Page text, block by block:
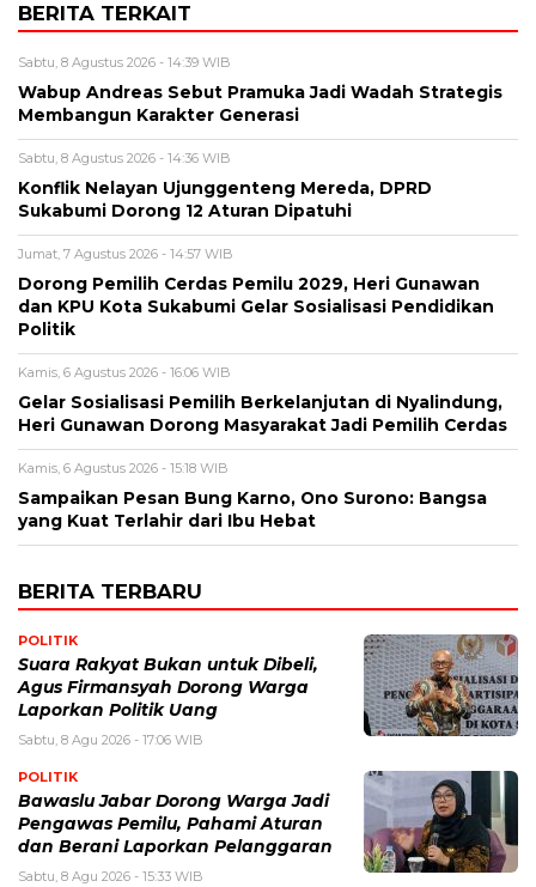
BERITA TERKAIT
Sabtu, 8 Agustus 2026 - 14:39 WIB
Wabup Andreas Sebut Pramuka Jadi Wadah Strategis
Membangun Karakter Generasi ‎
Sabtu, 8 Agustus 2026 - 14:36 WIB
Konflik Nelayan Ujunggenteng Mereda, DPRD
Sukabumi Dorong 12 Aturan Dipatuhi
Jumat, 7 Agustus 2026 - 14:57 WIB
Dorong Pemilih Cerdas Pemilu 2029, Heri Gunawan
dan KPU Kota Sukabumi Gelar Sosialisasi Pendidikan
Politik
Kamis, 6 Agustus 2026 - 16:06 WIB
Gelar Sosialisasi Pemilih Berkelanjutan di Nyalindung,
Heri Gunawan Dorong Masyarakat Jadi Pemilih Cerdas
Kamis, 6 Agustus 2026 - 15:18 WIB
Sampaikan Pesan Bung Karno, Ono Surono: Bangsa
yang Kuat Terlahir dari Ibu Hebat
BERITA TERBARU
POLITIK
Suara Rakyat Bukan untuk Dibeli,
Agus Firmansyah Dorong Warga
Laporkan Politik Uang
Sabtu, 8 Agu 2026 - 17:06 WIB
POLITIK
Bawaslu Jabar Dorong Warga Jadi
Pengawas Pemilu, Pahami Aturan
dan Berani Laporkan Pelanggaran
Sabtu, 8 Agu 2026 - 15:33 WIB